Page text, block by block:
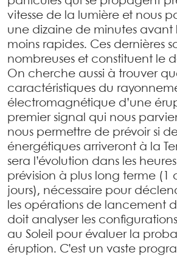
vitesse de la lumière et nous
une dizaine de minutes avant
moins rapides. Ces dernières
nombreuses et constituent le
On cherche aussi à trouver
caractéristiques du
électromagnétique d’une
premier signal qui nous
nous permettre de prévoir si
énergétiques arriveront à la
sera l’évolution dans les
prévision à plus long terme (1
jours), nécessaire pour
les opérations de lancement
doit analyser les
au Soleil pour évaluer la
éruption. C’est un vaste